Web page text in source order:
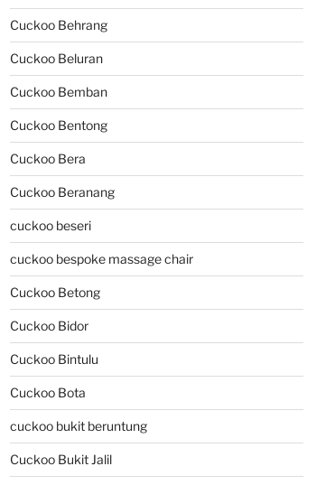
Cuckoo Behrang
Cuckoo Beluran
Cuckoo Bemban
Cuckoo Bentong
Cuckoo Bera
Cuckoo Beranang
cuckoo beseri
cuckoo bespoke massage chair
Cuckoo Betong
Cuckoo Bidor
Cuckoo Bintulu
Cuckoo Bota
cuckoo bukit beruntung
Cuckoo Bukit Jalil